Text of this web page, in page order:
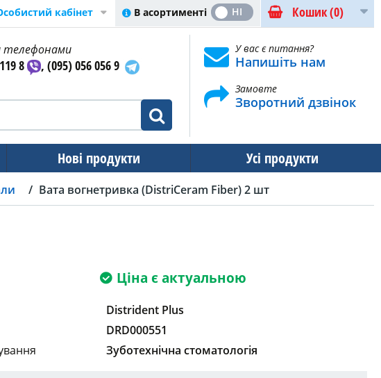
Кошик(0)
В асортименті
ТАК НІ
кабінет
телефонами
8 , (095) 056 056 9
У вас є питання?
Напишіть нам
Замовте
Зворотний дзвінок
Нові продукти Усі продукти
Вата вогнетривка (DistriCeram Fiber) 2 шт
Ціна є актуальною
Distrident Plus
DRD000551
Зуботехнічна стоматологія